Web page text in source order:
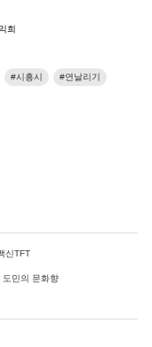
희
시흥시 연날리기
신TFT
도민의 문화향